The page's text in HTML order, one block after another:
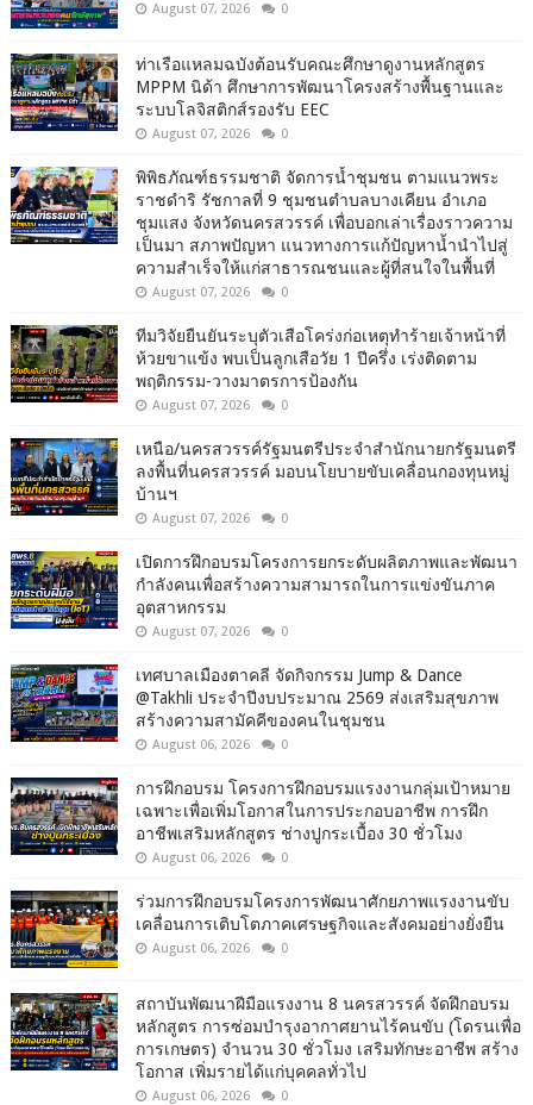
August 07, 2026 0
ท่าเรือแหลมฉบังต้อนรับคณะศึกษาดูงานหลักสูตร
MPPM นิด้า ศึกษาการพัฒนาโครงสร้างพื้นฐานและ
ระบบโลจิสติกส์รองรับ EEC
August 07, 2026 0
พิพิธภัณฑ์ธรรมชาติ จัดการน้ำชุมชน ตามแนวพระ
ราชดำริ รัชกาลที่ 9 ชุมชนตำบลบางเคียน อำเภอ
ชุมแสง จังหวัดนครสวรรค์ เพื่อบอกเล่าเรื่องราวความ
เป็นมา สภาพปัญหา แนวทางการแก้ปัญหาน้ำนำไปสู่
ความสำเร็จให้แก่สาธารณชนและผู้ที่สนใจในพื้นที่
August 07, 2026 0
ทีมวิจัยยืนยันระบุตัวเสือโคร่งก่อเหตุทำร้ายเจ้าหน้าที่
ห้วยขาแข้ง พบเป็นลูกเสือวัย 1 ปีครึ่ง เร่งติดตาม
พฤติกรรม-วางมาตรการป้องกัน
August 07, 2026 0
เหนือ/นครสวรรค์รัฐมนตรีประจำสำนักนายกรัฐมนตรี
ลงพื้นที่นครสวรรค์ มอบนโยบายขับเคลื่อนกองทุนหมู่
บ้านฯ
August 07, 2026 0
เปิดการฝึกอบรมโครงการยกระดับผลิตภาพและพัฒนา
กำลังคนเพื่อสร้างความสามารถในการแข่งขันภาค
อุตสาหกรรม
August 07, 2026 0
เทศบาลเมืองตาคลี จัดกิจกรรม Jump & Dance
@Takhli ประจำปีงบประมาณ 2569 ส่งเสริมสุขภาพ
สร้างความสามัคคีของคนในชุมชน
August 06, 2026 0
การฝึกอบรม โครงการฝึกอบรมแรงงานกลุ่มเป้าหมาย
เฉพาะเพื่อเพิ่มโอกาสในการประกอบอาชีพ การฝึก
อาชีพเสริมหลักสูตร ช่างปูกระเบื้อง 30 ชั่วโมง
August 06, 2026 0
ร่วมการฝึกอบรมโครงการพัฒนาศักยภาพแรงงานขับ
เคลื่อนการเติบโตภาคเศรษฐกิจและสังคมอย่างยั่งยืน
August 06, 2026 0
สถาบันพัฒนาฝีมือแรงงาน 8 นครสวรรค์ จัดฝึกอบรม
หลักสูตร การซ่อมบำรุงอากาศยานไร้คนขับ (โดรนเพื่อ
การเกษตร) จำนวน 30 ชั่วโมง เสริมทักษะอาชีพ สร้าง
โอกาส เพิ่มรายได้แก่บุคคลทั่วไป
August 06, 2026 0